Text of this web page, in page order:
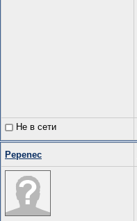
Не в сети
Pepenec